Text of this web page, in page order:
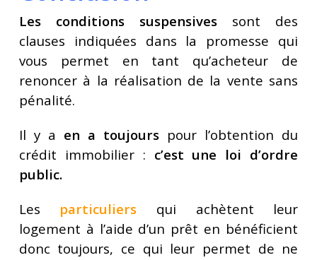
Les conditions suspensives sont des
clauses indiquées dans la promesse qui
vous permet en tant qu’acheteur de
renoncer à la réalisation de la vente sans
pénalité.
Il y a en a toujours pour l’obtention du
crédit immobilier : c’est une loi d’ordre
public.
Les particuliers
qui achètent leur
logement à l’aide d’un prêt en bénéficient
donc toujours, ce qui leur permet de ne